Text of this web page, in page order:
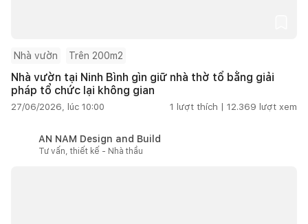
Nhà vườn Trên 200m2
Nhà vườn tại Ninh Bình gìn giữ nhà thờ tổ bằng giải
pháp tổ chức lại không gian
27/06/2026, lúc 10:00 1 lượt thích | 12.369 lượt xem
AN NAM Design and Build
Tư vấn, thiết kế - Nhà thầu